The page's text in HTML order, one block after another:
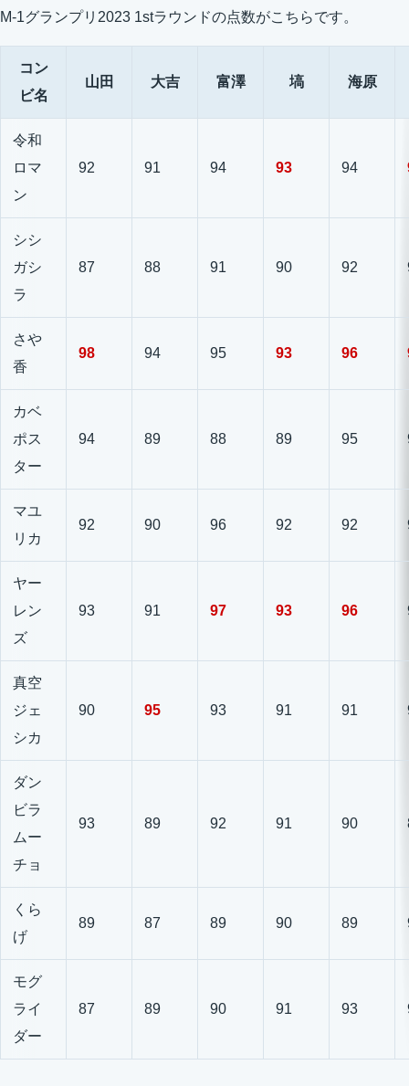
M-1グランプリ2023 1stラウンドの点数がこちらです。
コン
ビ名
山田 大吉 富澤 塙 海原
令和
ロマ
ン
92 91 94 93 94
シシ
ガシ
ラ
87 88 91 90 92
さや
香
98 94 95 93 96
カベ
ポス
ター
94 89 88 89 95
マユ
リカ
92 90 96 92 92
ヤー
レン
ズ
93 91 97 93 96
真空
ジェ
シカ
90 95 93 91 91
ダン
ビラ
ムー
チョ
93 89 92 91 90
くら
げ
89 87 89 90 89
モグ
ライ
ダー
87 89 90 91 93